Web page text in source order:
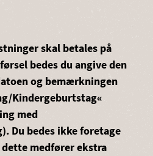
skal betales på
bedes du angive den
og bemærkningen
Kindergeburtstag«
med
Du bedes ikke foretage
medfører ekstra